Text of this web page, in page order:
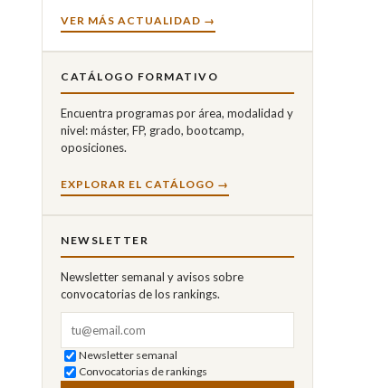
VER MÁS ACTUALIDAD →
CATÁLOGO FORMATIVO
Encuentra programas por área, modalidad y
nivel: máster, FP, grado, bootcamp,
oposiciones.
EXPLORAR EL CATÁLOGO →
NEWSLETTER
Newsletter semanal y avisos sobre
convocatorias de los rankings.
Newsletter semanal
Convocatorias de rankings